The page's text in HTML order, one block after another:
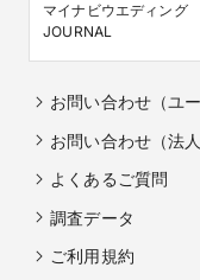
【マイナビ限定*
*100万円家族婚
ストのみをご招待
も叶う贅沢な少人数
します。挙式＋会食
顔があふれるアット
スト一人ひとりに感
を。少人数だからこ
マイナビウエディング
JOURNAL
お問い合わせ（ユー
お問い合わせ（法人
よくあるご質問
調査データ
ご利用規約